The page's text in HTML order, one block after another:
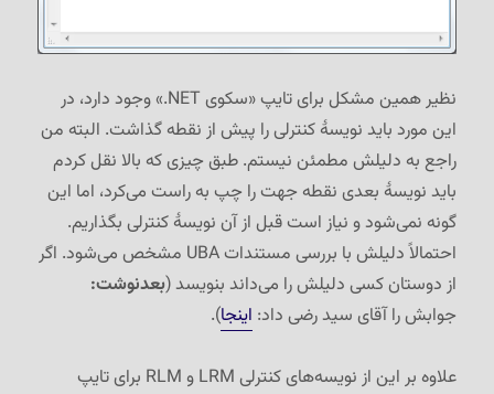
نظیر همین مشکل برای تایپ «سکوی ‎.NET» وجود دارد، در
این مورد باید نویسهٔ کنترلی را پیش از نقطه گذاشت. البته من
راجع به دلیلش مطمئن نیستم. طبق چیزی که بالا نقل کردم
باید نویسهٔ بعدی نقطه جهت را چپ به راست می‌کرد، اما این
گونه نمی‌شود و نیاز است قبل از آن نویسهٔ کنترلی بگذاریم.
احتمالاً دلیلش با بررسی مستندات UBA مشخص می‌شود. اگر
از دوستان کسی دلیلش را می‌داند بنویسد (بعدنوشت:
جوابش را آقای سید رضی داد: اینجا).
علاوه بر این از نویسه‌های کنترلی LRM و RLM برای تایپ